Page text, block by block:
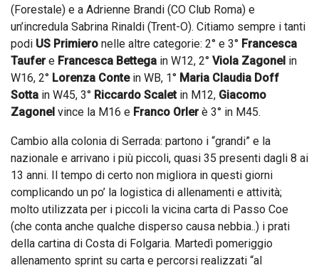
(Forestale) e a Adrienne Brandi (CO Club Roma) e
un’incredula Sabrina Rinaldi (Trent-O). Citiamo sempre i tanti
podi US Primiero nelle altre categorie: 2° e 3° Francesca
Taufere Francesca Bettega in W12, 2° Viola Zagonel in
W16, 2° Lorenza Contein WB, 1° Maria Claudia Doff
Sotta in W45, 3° Riccardo Scaletin M12, Giacomo
Zagonel vince la M16 e Franco Orlerè 3° in M45.
Cambio alla colonia di Serrada: partono i “grandi” e la
nazionale e arrivano i più piccoli, quasi 35 presenti dagli 8 ai
13 anni. Il tempo di certo non migliora in questi giorni
complicando un po’ la logistica di allenamenti e attività;
molto utilizzata per i piccoli la vicina carta di Passo Coe
(che conta anche qualche disperso causa nebbia..) i prati
della cartina di Costa di Folgaria. Martedì pomeriggio
allenamento sprint su carta e percorsi realizzati “al